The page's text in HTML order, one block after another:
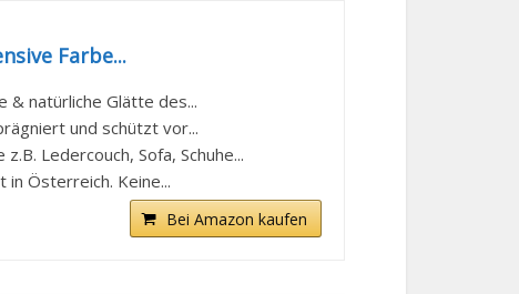
Farbe...
& natürliche Glätte des...
und schützt vor...
Ledercouch, Sofa, Schuhe...
Österreich. Keine...
Bei Amazon kaufen